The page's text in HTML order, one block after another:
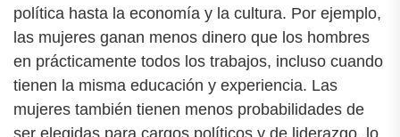
política hasta la economía y la cultura. Por ejemplo,
las mujeres ganan menos dinero que los hombres
en prácticamente todos los trabajos, incluso cuando
tienen la misma educación y experiencia. Las
mujeres también tienen menos probabilidades de